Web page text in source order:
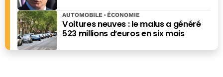
Voitures neuves : le malus a généré
523 millions d’euros en six mois
AUTOMOBILE ÉCONOMIE